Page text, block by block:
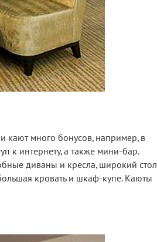
кают много бонусов, например, в
к интернету, а также мини-бар.
диваны и кресла, широкий стол
кровать и шкаф-купе. Каюты